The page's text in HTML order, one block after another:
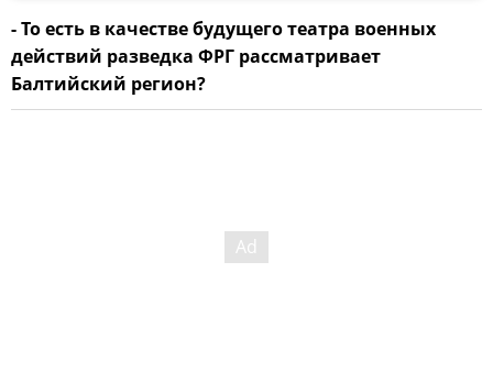
- То есть в качестве будущего театра военных
действий разведка ФРГ рассматривает
Балтийский регион?